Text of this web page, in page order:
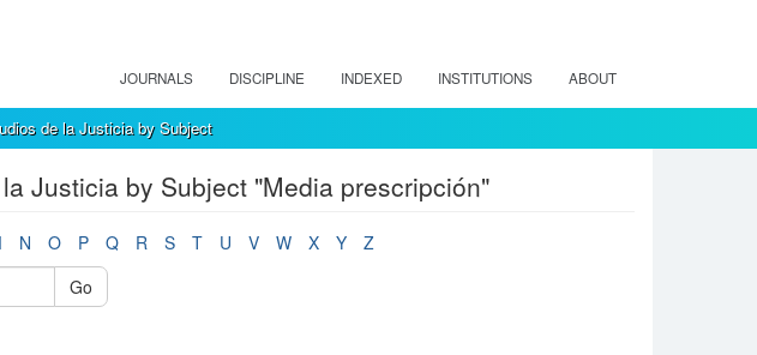
JOURNALS DISCIPLINE INDEXED INSTITUTIONS ABOUT
de la Justicia by Subject
Justicia by Subject "Media prescripción"
N O P Q R S T U V W X Y
Z
Go